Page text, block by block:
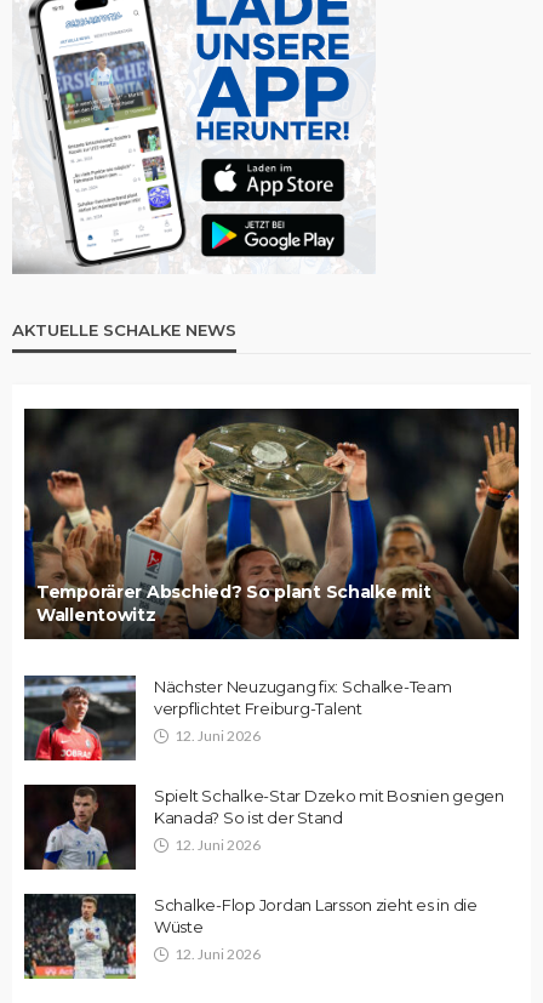
AKTUELLE SCHALKE NEWS
Temporärer Abschied? So plant Schalke mit
Wallentowitz
Nächster Neuzugang fix: Schalke-Team
verpflichtet Freiburg-Talent
12. Juni 2026
Spielt Schalke-Star Dzeko mit Bosnien gegen
Kanada? So ist der Stand
12. Juni 2026
Schalke-Flop Jordan Larsson zieht es in die
Wüste
12. Juni 2026